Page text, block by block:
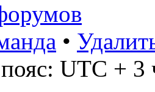
•
UTC + 3